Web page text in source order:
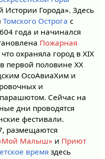
Города». Здесь
Томского Острога с
года и начинался
Пожарная
охраняла город в XIX
первой половине XX
ОсоАвиаХим и
и
Сейчас на
дни проводятся
фестивали.
размещаются
Малыш» и Приют
время здесь